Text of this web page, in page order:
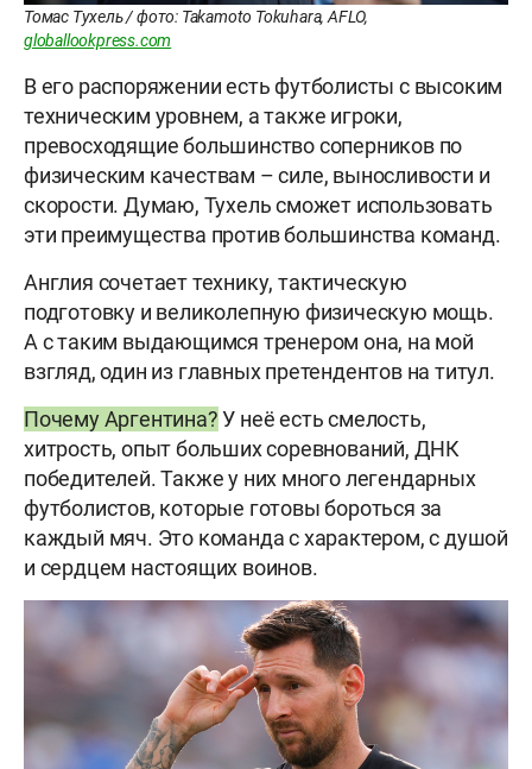
Томас Тухель / фото: Takamoto Tokuhara, AFLO,
globallookpress.com
В его распоряжении есть футболисты с высоким
техническим уровнем, а также игроки,
превосходящие большинство соперников по
физическим качествам – силе, выносливости и
скорости. Думаю, Тухель сможет использовать
эти преимущества против большинства команд.
Англия сочетает технику, тактическую
подготовку и великолепную физическую мощь.
А с таким выдающимся тренером она, на мой
взгляд, один из главных претендентов на титул.
Почему Аргентина?У неё есть смелость,
хитрость, опыт больших соревнований, ДНК
победителей. Также у них много легендарных
футболистов, которые готовы бороться за
каждый мяч. Это команда с характером, с душой
и сердцем настоящих воинов.